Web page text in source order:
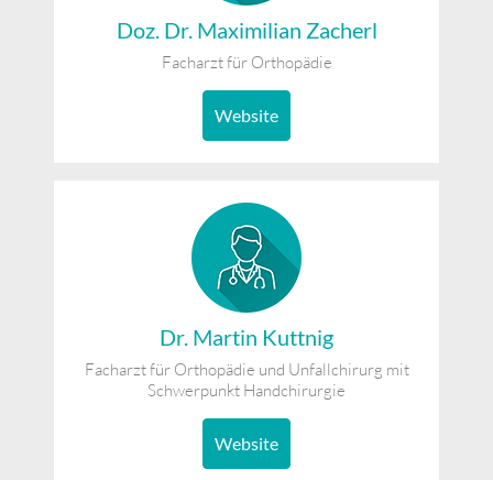
Doz. Dr. Maximilian Zacherl
Facharzt für Orthopädie
Website
Dr. Martin Kuttnig
Facharzt für Orthopädie und Unfallchirurg mit
Schwerpunkt Handchirurgie
Website